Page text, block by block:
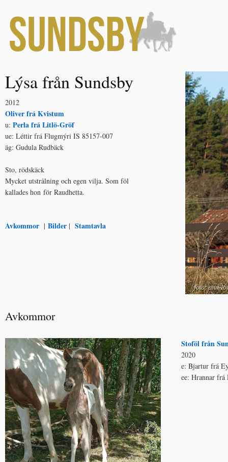
Lýsa från Sundsby
2012
Oliver frá Kvistum
u: Perla frá Litlö-Gröf
ue: Léttir frá Flugmýri IS 85157-007
äg: Gudula Rudbäck
Sto, rödskäck
Mycket utstrålning och egen vilja. Som föl
kallades hon för Raudhetta.
Avkommor | Bilder | Stamtavla
Avkommor
Stoföl från
2020
e: Bjartur frá
ee: Hrannar